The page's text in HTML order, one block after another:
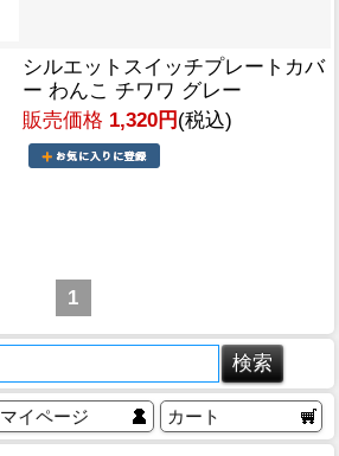
シルエットスイッチプレートカバ
ー わんこ チワワ グレー
販売価格 1,320円 (税込)
1
マイページ カート